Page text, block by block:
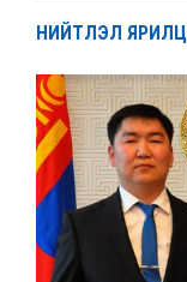
НИЙТЛЭЛ